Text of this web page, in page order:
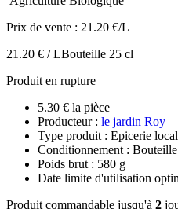
Prix de vente : 21.20 €/L
21.20 € / LBouteille 25 cl
Produit en rupture
5.30 € la pièce
Producteur : le jardin Roy
Type produit : Epicerie
Conditionnement :
Poids brut : 580 g
Date limite d'utilisation
Produit commandable jusqu'à 2